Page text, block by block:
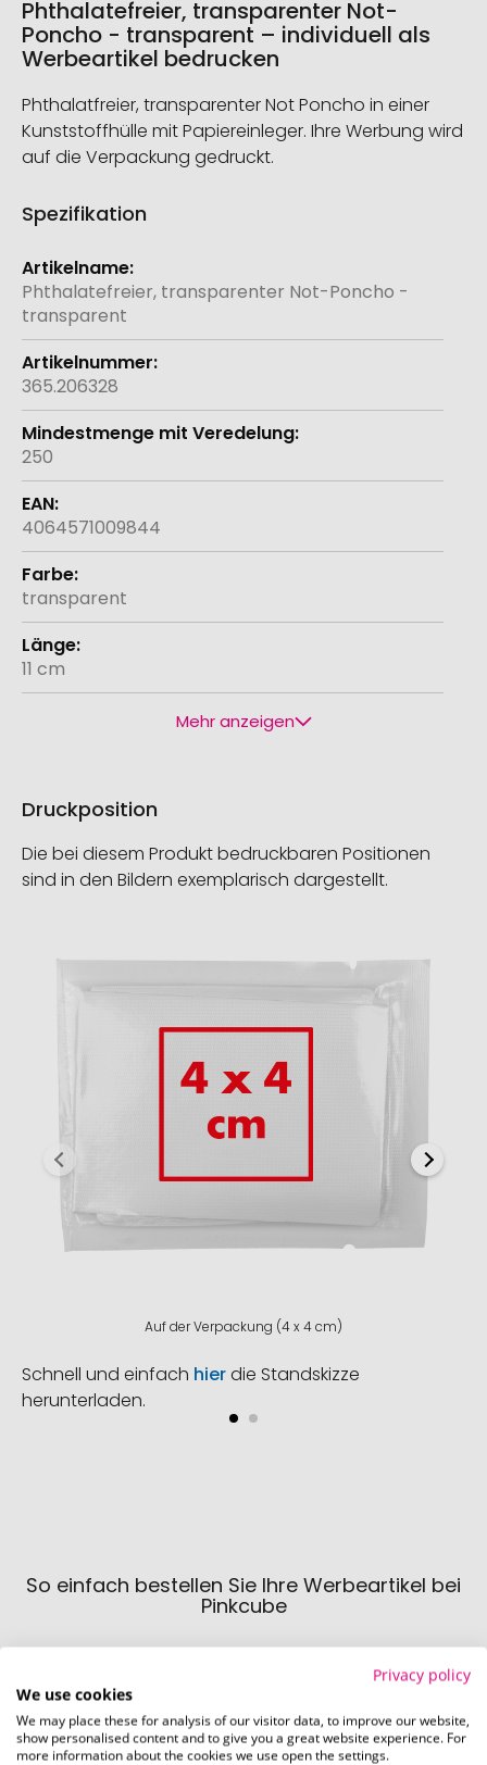
Phthalatefreier, transparenter Not-
Poncho - transparent – individuell als
Werbeartikel bedrucken
Phthalatfreier, transparenter Not Poncho in einer
Kunststoffhülle mit Papiereinleger. Ihre Werbung wird
auf die Verpackung gedruckt.
Spezifikation
Weitere
Informationen
Phthalatefreier, transparenter Not-Poncho -
transparent
365.206328
250
4064571009844
transparent
11 cm
Mehr anzeigen
Druckposition
Die bei diesem Produkt bedruckbaren Positionen
sind in den Bildern exemplarisch dargestellt.
Auf der Verpackung (4 x 4 cm)
Schnell und einfach hierdie Standskizze
herunterladen.
So einfach bestellen Sie Ihre Werbeartikel bei
Pinkcube
Privacy policy
We use cookies
We may place these for analysis of our visitor data, to improve our website,
show personalised content and to give you a great website experience. For
more information about the cookies we use open the settings.